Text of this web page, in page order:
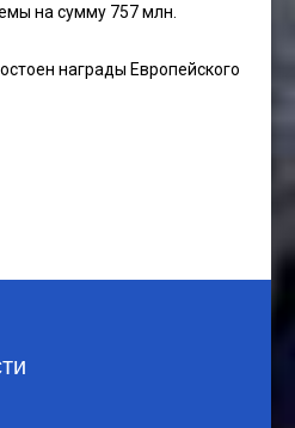
на сумму 757 млн.
награды Европейского